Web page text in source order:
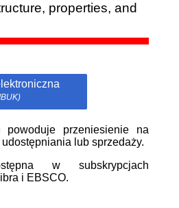
properties, and
powoduje przeniesienie na
lub sprzedaży.
w subskrypcjach
i EBSCO.